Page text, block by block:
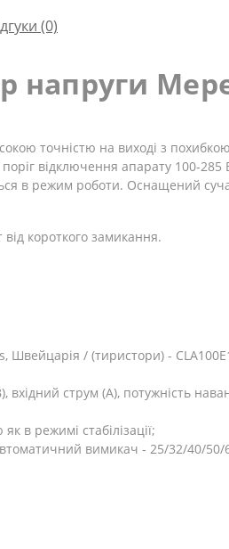
(0)
напруги
точністю на виході з
відключення апарату 100-285
в режим роботи. Оснащений
короткого замикання.
Швейцарія / (тиристори) -
вхідний струм (А), потужність
в режимі стабілізації;
вимикач - 25/32/40/